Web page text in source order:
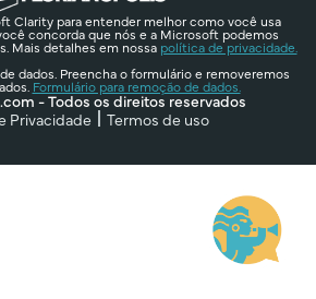
Clarity para entender melhor como você usa
concorda que nós e a Microsoft podemos
Mais detalhes em nossa política de privacidade.
dados. Preencha o formulário e removeremos
Formulário para remoção de dados.
- Todos os direitos reservados
Privacidade
Termos de uso